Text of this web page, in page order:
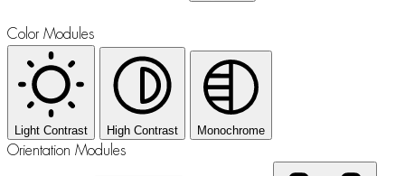
Color Modules
Light Contrast High Contrast Monochrome
Orientation Modules